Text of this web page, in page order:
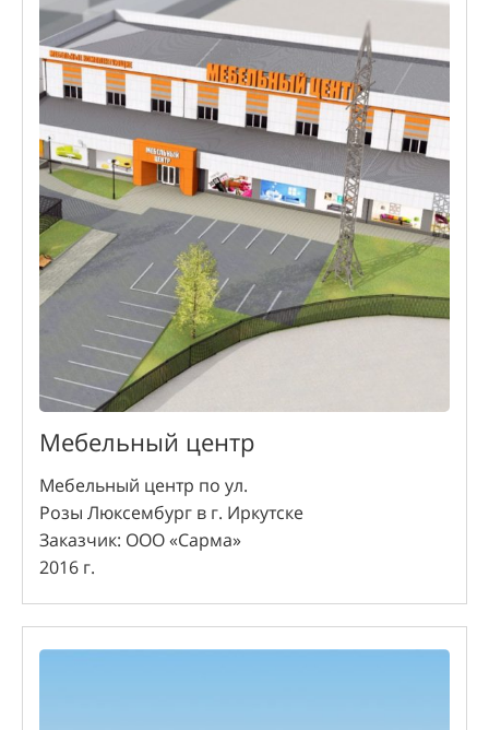
Мебельный центр
Мебельный центр по ул.
Розы Люксембург в г. Иркутске
Заказчик: ООО «Сарма»
2016 г.